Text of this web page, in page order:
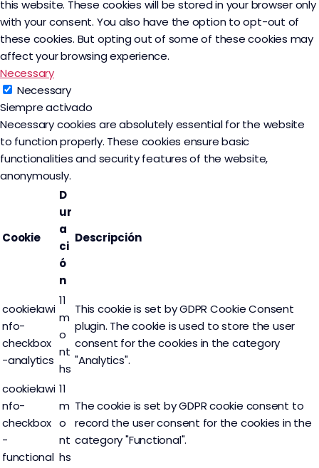
this website. These cookies will be stored in your browser only
with your consent. You also have the option to opt-out of
these cookies. But opting out of some of these cookies may
affect your browsing experience.
Necessary
Necessary
Siempre activado
Necessary cookies are absolutely essential for the website
to function properly. These cookies ensure basic
functionalities and security features of the website,
anonymously.
Cookie
D
ur
a
ci
ó
n
Descripción
cookielawi
nfo-
checkbox
-analytics
11
m
o
nt
hs
This cookie is set by GDPR Cookie Consent
plugin. The cookie is used to store the user
consent for the cookies in the category
"Analytics".
cookielawi
nfo-
checkbox
-
functional
11
m
o
nt
hs
The cookie is set by GDPR cookie consent to
record the user consent for the cookies in the
category "Functional".